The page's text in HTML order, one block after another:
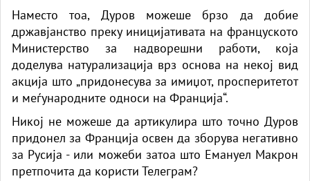
Наместо тоа, Дуров можеше брзо да добие
државјанство преку иницијативата на француското
Министерство за надворешни работи, која
доделува натурализација врз основа на некој вид
акција што „придонесува за имиџот, просперитетот
и меѓународните односи на Франција“.
Никој не можеше да артикулира што точно Дуров
придонел за Франција освен да зборува негативно
за Русија - или можеби затоа што Емануел Макрон
претпочита да користи Телеграм?